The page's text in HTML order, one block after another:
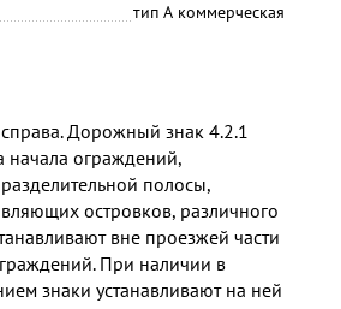
тип А коммерческая
справа. Дорожный знак 4.2.1
начала ограждений,
полосы,
островков, различного
вне проезжей части
При наличии в
знаки устанавливают на ней